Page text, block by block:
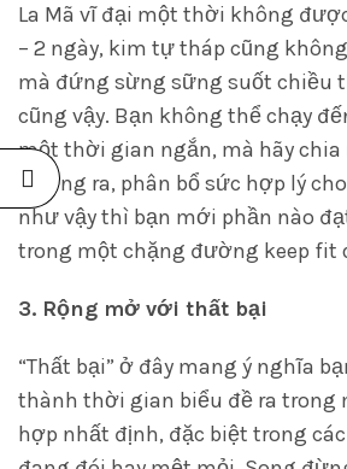
La Mã vĩ đại một thời không
– 2 ngày, kim tự tháp cũng
mà đứng sừng sững suốt chiều
cũng vậy. Bạn không thể chạy
một thời gian ngắn, mà hãy chia
đường ra, phân bổ sức hợp lý
như vậy thì bạn mới phần nào
trong một chặng đường keep fit
3. Rộng mở với thất bại
“Thất bại” ở đây mang ý nghĩa
thành thời gian biểu đề ra trong
hợp nhất định, đặc biệt trong